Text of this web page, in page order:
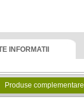
INFORMATII
Produse complementare